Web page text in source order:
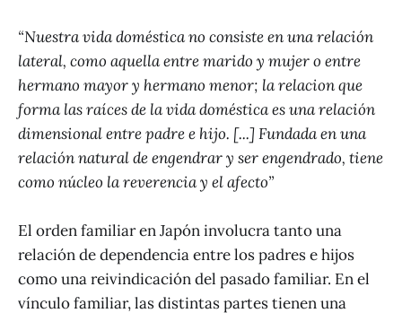
“Nuestra vida doméstica no consiste en una relación
lateral, como aquella entre marido y mujer o entre
hermano mayor y hermano menor; la relacion que
forma las raíces de la vida doméstica es una relación
dimensional entre padre e hijo. [...] Fundada en una
relación natural de engendrar y ser engendrado, tiene
como núcleo la reverencia y el afecto”
El orden familiar en Japón involucra tanto una
relación de dependencia entre los padres e hijos
como una reivindicación del pasado familiar. En el
vínculo familiar, las distintas partes tienen una